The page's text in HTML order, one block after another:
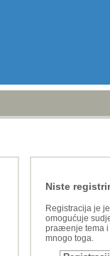
Niste
Registracija je
omogućuje
praæenje tema i
mnogo toga.